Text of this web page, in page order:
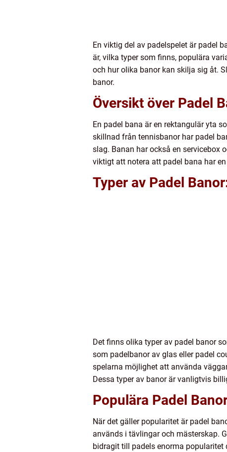
En viktig del av padelspelet är padel
är, vilka typer som finns, populära
och hur olika banor kan skilja sig åt.
banor.
Översikt över Padel
En padel bana är en rektangulär yta
skillnad från tennisbanor har padel
slag. Banan har också en servicebox
viktigt att notera att padel bana har
Typer av Padel
Det finns olika typer av padel banor
som padelbanor av glas eller padel
spelarna möjlighet att använda
Dessa typer av banor är vanligtvis
Populära Padel
När det gäller popularitet är padel
används i tävlingar och mästerskap.
bidragit till padels enorma